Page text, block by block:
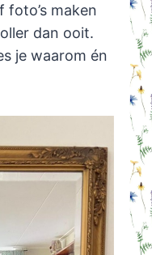
foto’s maken
dan ooit.
je waarom én